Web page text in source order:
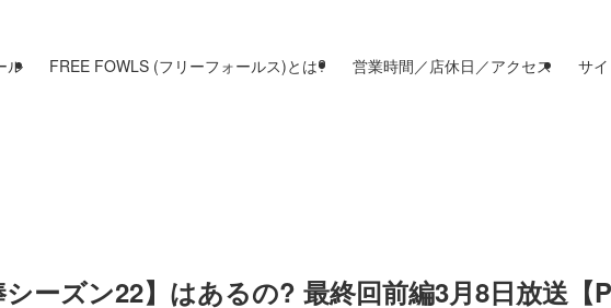
ル FREE FOWLS (フリーフォールス)とは? 営業時間／店休日／アクセス サ
ーズン22】はあるの? 最終回前編3月8日放送【